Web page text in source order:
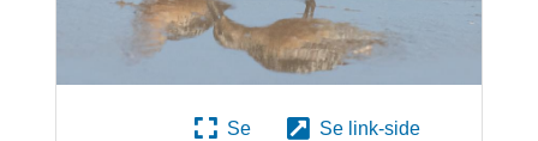
Se
Se link-side